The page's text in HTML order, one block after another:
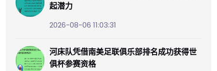
起潜力
2026-08-06 11:03:31
河床队凭借南美足联俱乐部排名成功获得世
俱杯参赛资格